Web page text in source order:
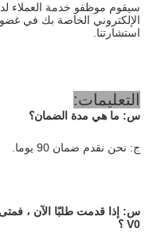
سيقوم موظفو خدمة العملاء
استشارتنا.
التعليمات:
س: ما هي مدة الضمان؟
ج: نحن نقدم ضمان 90 يوما.
س:
V0 ؟